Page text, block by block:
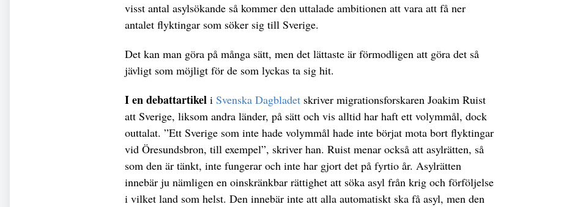
visst antal asylsökande så kommer den uttalade ambitionen att vara att få ner
antalet flyktingar som söker sig till Sverige.
Det kan man göra på många sätt, men det lättaste är förmodligen att göra det så
jävligt som möjligt för de som lyckas ta sig hit.
I en debattartikel i Svenska Dagbladet skriver migrationsforskaren Joakim Ruist
att Sverige, liksom andra länder, på sätt och vis alltid har haft ett volymmål, dock
outtalat. ”Ett Sverige som inte hade volymmål hade inte börjat mota bort flyktingar
vid Öresundsbron, till exempel”, skriver han. Ruist menar också att asylrätten, så
som den är tänkt, inte fungerar och inte har gjort det på fyrtio år. Asylrätten
innebär ju nämligen en oinskränkbar rättighet att söka asyl från krig och förföljelse
i vilket land som helst. Den innebär inte att alla automatiskt ska få asyl, men den